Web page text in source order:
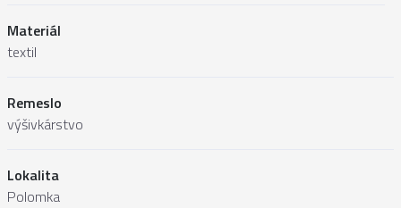
Materiál
textil
Remeslo
výšivkárstvo
Lokalita
Polomka